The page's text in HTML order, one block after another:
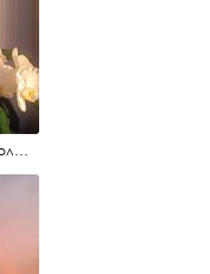
#красота #июльскоеутро